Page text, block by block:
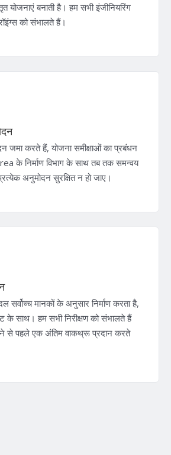
बनाती है। हम सभी इंजीनियरिंग
को संभालते हैं।
जमा करते हैं, योजना समीक्षाओं का प्रबंधन
के निर्माण विभाग के साथ तब तक समन्वय
अनुमोदन सुरक्षित न हो जाए।
सर्वोच्च मानकों के अनुसार निर्माण करता है,
के साथ। हम सभी निरीक्षण को संभालते हैं
से पहले एक अंतिम वाकथ्रू प्रदान करते